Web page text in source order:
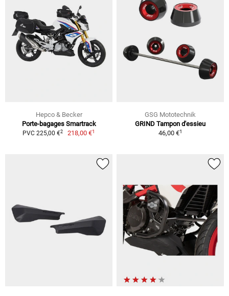
Hepco & Becker
Porte-bagages Smartrack
PVC 225,00 €2 218,00 €1
GSG Mototechnik
GRIND Tampon d'essieu
46,00 €1